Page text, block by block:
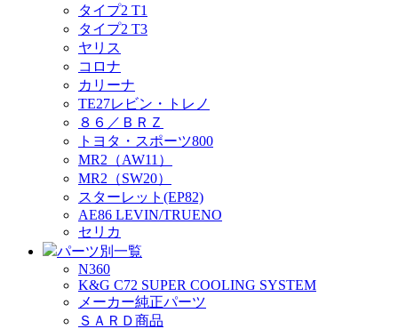
タイプ2 T1
タイプ2 T3
ヤリス
コロナ
カリーナ
TE27レビン・トレノ
８６／ＢＲＺ
トヨタ・スポーツ800
MR2（AW11）
MR2（SW20）
スターレット(EP82)
AE86 LEVIN/TRUENO
セリカ
パーツ別一覧
N360
K&G C72 SUPER COOLING SYSTEM
メーカー純正パーツ
ＳＡＲＤ商品